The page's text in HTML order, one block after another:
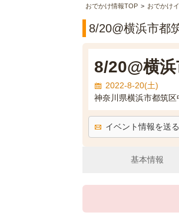
おでかけ情報TOP おでかけ
8/20@横浜市都
8/20@横浜
2022-8-20(土)
神奈川県横浜市都筑
イベント情報を送る
基本情報